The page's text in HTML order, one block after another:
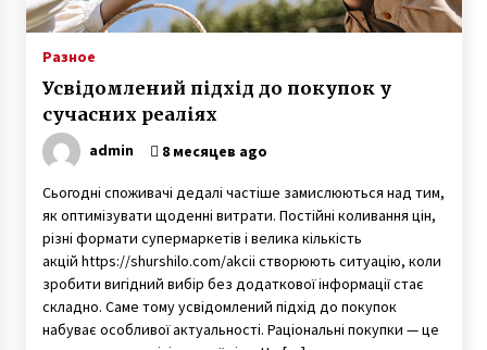
Разное
Усвідомлений підхід до покупок у
сучасних реаліях
admin 8 месяцев ago
Сьогодні споживачі дедалі частіше замислюються над тим,
як оптимізувати щоденні витрати. Постійні коливання цін,
різні формати супермаркетів і велика кількість
акцій https://shurshilo.com/akcii створюють ситуацію, коли
зробити вигідний вибір без додаткової інформації стає
складно. Саме тому усвідомлений підхід до покупок
набуває особливої актуальності. Раціональні покупки — це